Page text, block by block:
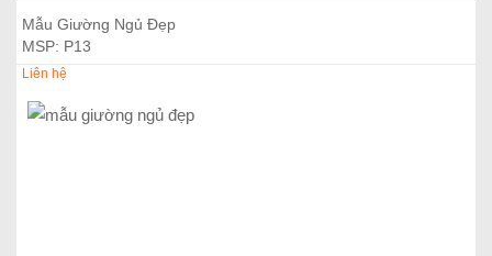
Mẫu Giường Ngủ Đẹp
MSP: P13
Liên hệ